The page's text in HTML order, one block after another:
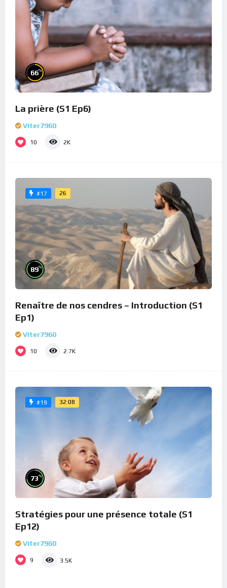
66%
La prière (S1 Ep6)
Viter7960
10 2K
#17 26
89%
Renaître de nos cendres – Introduction (S1
Ep1)
Viter7960
10 2.7K
#19 32:08
73%
Stratégies pour une présence totale (S1
Ep12)
Viter7960
9 3.5K